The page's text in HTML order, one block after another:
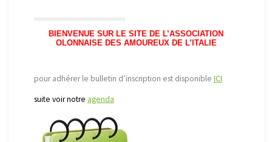
BIENVENUE SUR LE SITE DE L’ASSOCIATION
OLONNAISE DES AMOUREUX DE L’ITALIE
pour adhérer le bulletin d’inscription est disponible ICI
suite voir notre agenda